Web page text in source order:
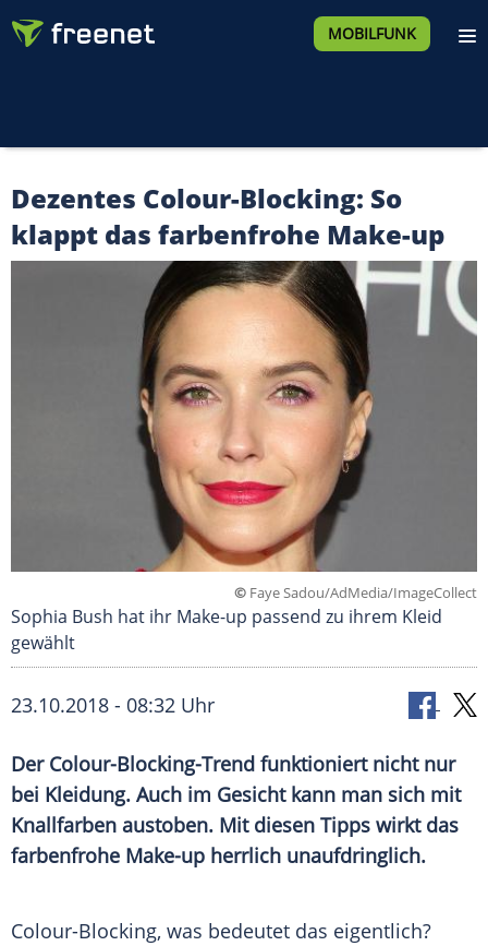
MOBILFUNK
Dezentes Colour-Blocking: So
klappt das farbenfrohe Make-up
© Faye Sadou/AdMedia/ImageCollect
Sophia Bush hat ihr Make-up passend zu ihrem Kleid
gewählt
23.10.2018 - 08:32 Uhr
Der Colour-Blocking-Trend funktioniert nicht nur
bei Kleidung. Auch im Gesicht kann man sich mit
Knallfarben austoben. Mit diesen Tipps wirkt das
farbenfrohe Make-up herrlich unaufdringlich.
Colour-Blocking, was bedeutet das eigentlich?